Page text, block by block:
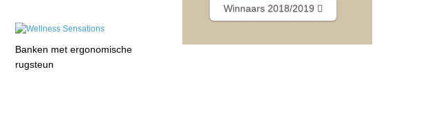
Banken met ergonomische
rugsteun
Winnaars 2018/2019